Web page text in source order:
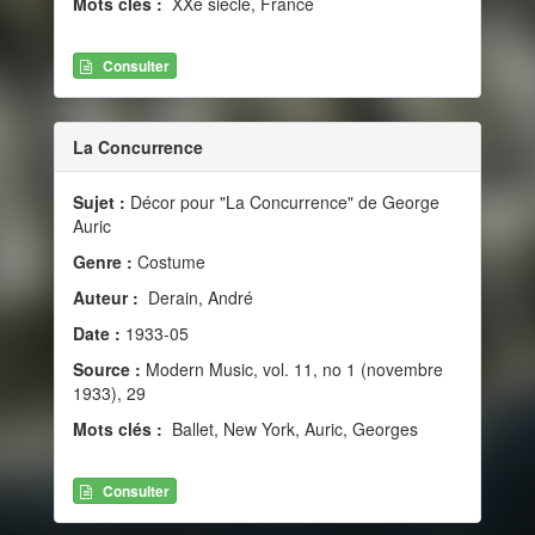
Consulter
La Concurrence
Sujet : Décor pour "La Concurrence" de George
Auric
Genre : Costume
Auteur : Derain, André
Date : 1933-05
Source : Modern Music, vol. 11, no 1 (novembre
1933), 29
Mots clés : Ballet, New York, Auric, Georges
Consulter